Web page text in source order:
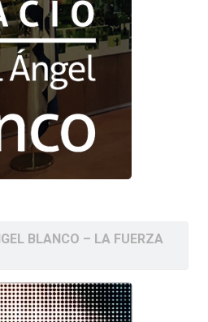
BLANCO – LA FUERZA